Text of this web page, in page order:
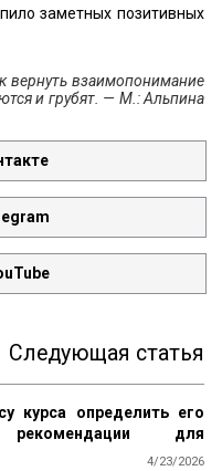
заметных позитивных
вернуть взаимопонимание
и грубят. — М.: Альпина
Следующая статья
курса определить его
рекомендации для
4/23/2026